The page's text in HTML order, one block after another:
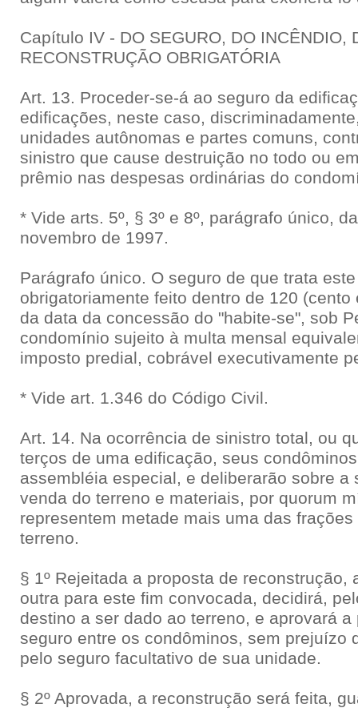
Capítulo IV - DO SEGURO, DO INCÊNDIO,
RECONSTRUÇÃO OBRIGATÓRIA
Art. 13. Proceder-se-á ao seguro da
edificações, neste caso,
unidades autônomas e partes comuns,
sinistro que cause destruição no todo ou
prêmio nas despesas ordinárias do
* Vide arts. 5º, § 3º e 8º, parágrafo único,
novembro de 1997.
Parágrafo único. O seguro de que trata
obrigatoriamente feito dentro de 120
da data da concessão do "habite-se", sob
condomínio sujeito à multa mensal
imposto predial, cobrável executivamente
* Vide art. 1.346 do Código Civil.
Art. 14. Na ocorrência de sinistro total, ou
terços de uma edificação, seus
assembléia especial, e deliberarão sobre a
venda do terreno e materiais, por quorum
representem metade mais uma das
terreno.
§ 1º Rejeitada a proposta de reconstrução,
outra para este fim convocada, decidirá,
destino a ser dado ao terreno, e aprovará
seguro entre os condôminos, sem prejuízo
pelo seguro facultativo de sua unidade.
§ 2º Aprovada, a reconstrução será feita,